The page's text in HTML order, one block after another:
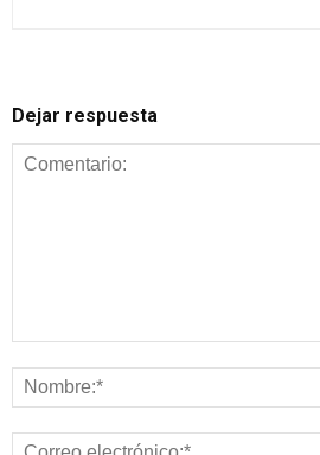
Dejar respuesta